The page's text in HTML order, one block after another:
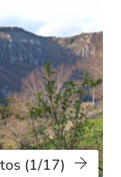
(1/17)